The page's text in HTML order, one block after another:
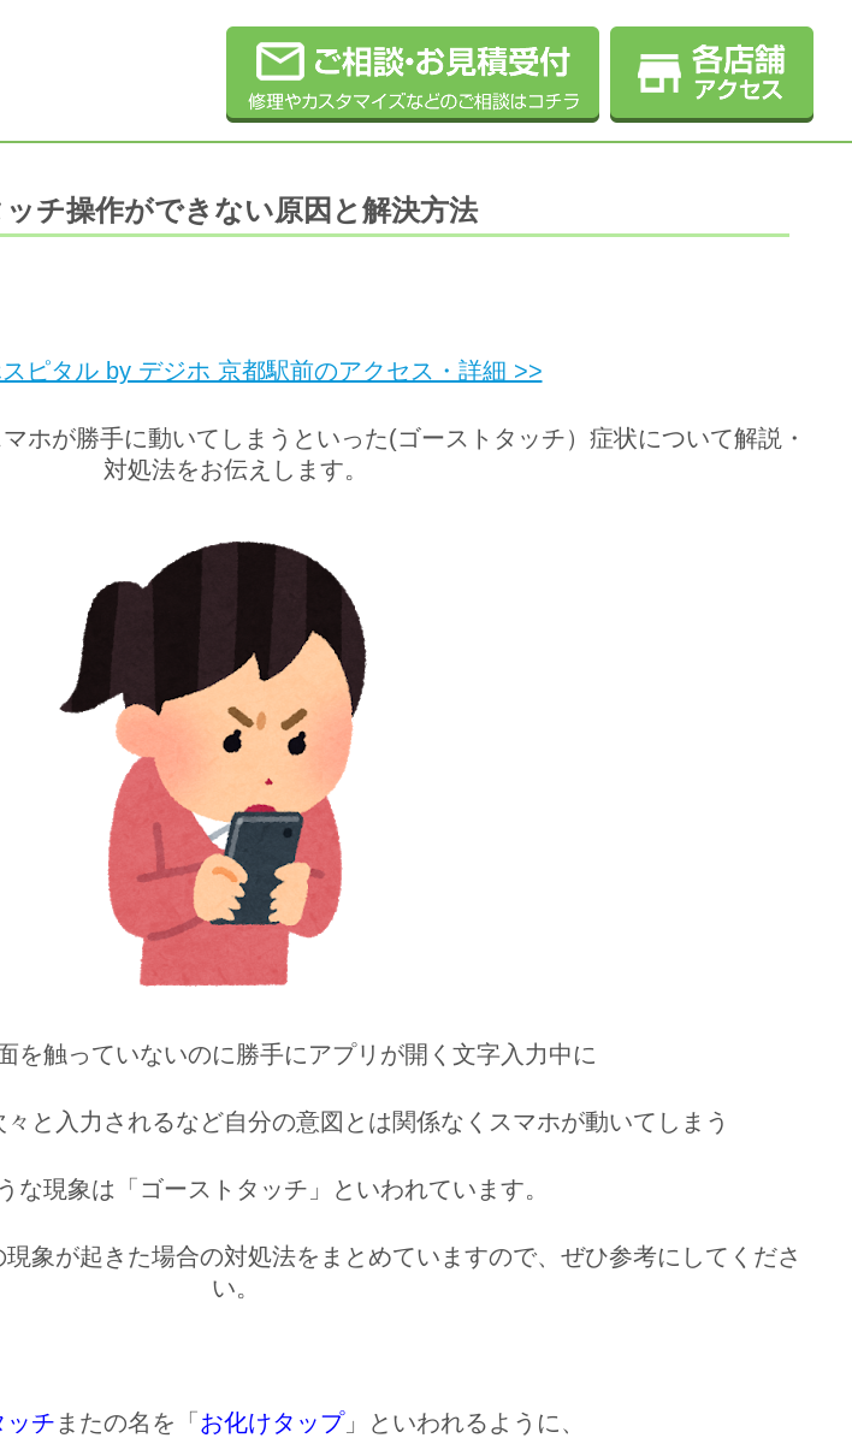
チ操作ができない原因と解決方法
ピタル by デジホ 京都駅前のアクセス・詳細 >>
ホが勝手に動いてしまうといった(ゴーストタッチ）症状について解説・
対処法をお伝えします。
を触っていないのに勝手にアプリが開く文字入力中に
と入力されるなど自分の意図とは関係なくスマホが動いてしまう
な現象は「 ゴーストタッチ 」といわれています。
象が起きた場合の対処法をまとめていますので、ぜひ参考にしてくださ
い。
ッチ またの名を「 お化けタップ」といわれるように、